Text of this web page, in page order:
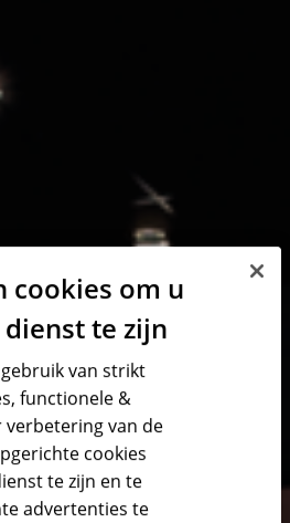
cookies om u
te zijn
van strikt
functionele &
van de
cookies
te zijn en te
advertenties te